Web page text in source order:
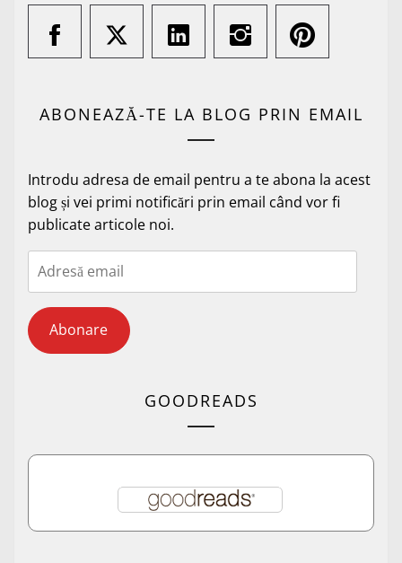
ABONEAZĂ-TE LA BLOG PRIN EMAIL
Introdu adresa de email pentru a te abona la acest
blog și vei primi notificări prin email când vor fi
publicate articole noi.
Adresă
email
Abonare
GOODREADS